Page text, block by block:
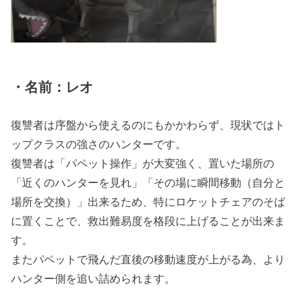
・名前：レオ
復讐者は序盤から使えるのにもかかわらず、現状ではト
ップクラスの強さのハンターです。
復讐者は「パペット操作」が大変強く、置いた場所の
「近くのハンターを見れ」「その場に瞬間移動（自分と
場所を交換）」出来るため、特にロケットチェアのそば
に置くことで、救出難易度を格段に上げることが出来ま
す。
またパペットで飛んだ直後の移動速度が上がる為、より
ハンター側を追い詰められます。